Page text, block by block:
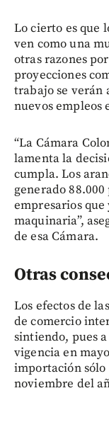
Lo cierto es que
ven como una
otras razones
proyecciones
trabajo se verán
nuevos empleos
“La Cámara
lamenta la
cumpla. Los
generado
empresarios
maquinaria”,
de esa Cámara.
Otras
Los efectos de
de comercio
sintiendo, pues
vigencia en
importación sólo
noviembre del